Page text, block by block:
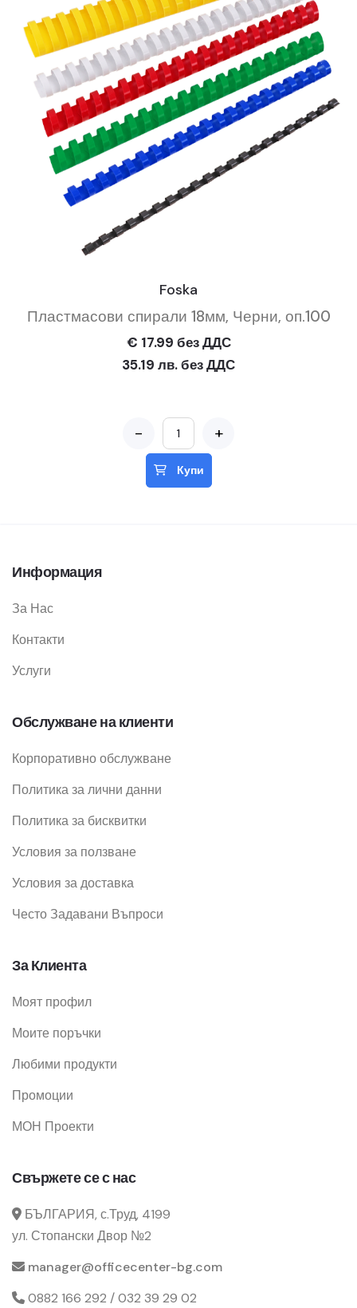
Foska
Пластмасови спирали 18мм, Черни, оп.100
€ 17.99 без ДДС
35.19 лв. без ДДС
- +
Купи
Информация
За Нас
Контакти
Услуги
Обслужване на клиенти
Корпоративно обслужване
Политика за лични данни
Политика за бисквитки
Условия за ползване
Условия за доставка
Често Задавани Въпроси
За Клиента
Моят профил
Моите поръчки
Любими продукти
Промоции
МОН Проекти
Свържете се с нас
БЪЛГАРИЯ, с.Труд, 4199
ул. Стопански Двор №2
manager@officecenter-bg.com
0882 166 292 / 032 39 29 02